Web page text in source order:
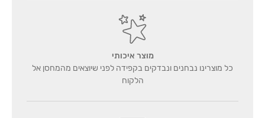
מוצר איכותי
כל מוצרינו נבחנים ונבדקים בקפידה לפני שיוצאים מהמחסן אל
הלקוח